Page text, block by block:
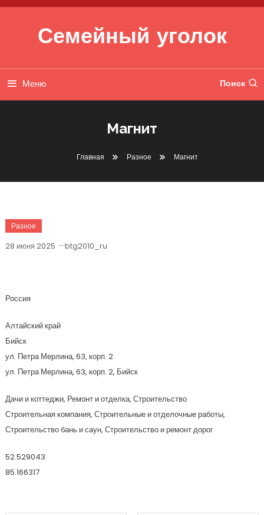
Перейти к содержимому
Семейный уголок
Меню Поиск
Магнит
Главная Разное Магнит
Разное
28 июня 2025 btg2010_ru
Россия
Алтайский край
Бийск
ул. Петра Мерлина, 63, корп. 2
ул. Петра Мерлина, 63, корп. 2, Бийск
Дачи и коттеджи, Ремонт и отделка, Строительство
Строительная компания, Строительные и отделочные работы,
Строительство бань и саун, Строительство и ремонт дорог
52.529043
85.166317